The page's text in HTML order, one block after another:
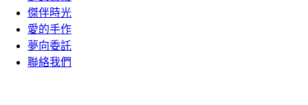
傑伴時光
愛的手作
夢向委託
聯絡我們